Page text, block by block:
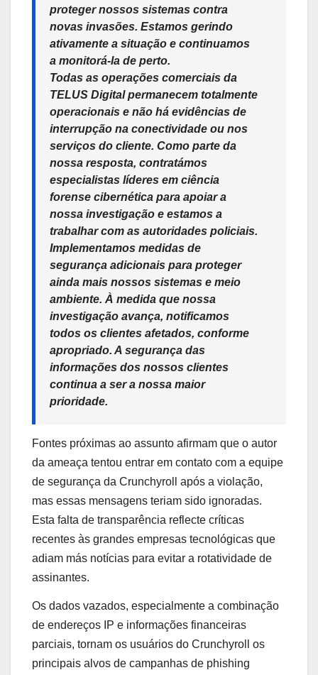
proteger nossos sistemas contra
novas invasões. Estamos gerindo
ativamente a situação e continuamos
a monitorá-la de perto.
Todas as operações comerciais da
TELUS Digital permanecem totalmente
operacionais e não há evidências de
interrupção na conectividade ou nos
serviços do cliente. Como parte da
nossa resposta, contratámos
especialistas líderes em ciência
forense cibernética para apoiar a
nossa investigação e estamos a
trabalhar com as autoridades policiais.
Implementamos medidas de
segurança adicionais para proteger
ainda mais nossos sistemas e meio
ambiente. À medida que nossa
investigação avança, notificamos
todos os clientes afetados, conforme
apropriado. A segurança das
informações dos nossos clientes
continua a ser a nossa maior
prioridade.
Fontes próximas ao assunto afirmam que o autor
da ameaça tentou entrar em contato com a equipe
de segurança da Crunchyroll após a violação,
mas essas mensagens teriam sido ignoradas.
Esta falta de transparência reflecte críticas
recentes às grandes empresas tecnológicas que
adiam más notícias para evitar a rotatividade de
assinantes.
Os dados vazados, especialmente a combinação
de endereços IP e informações financeiras
parciais, tornam os usuários do Crunchyroll os
principais alvos de campanhas de phishing